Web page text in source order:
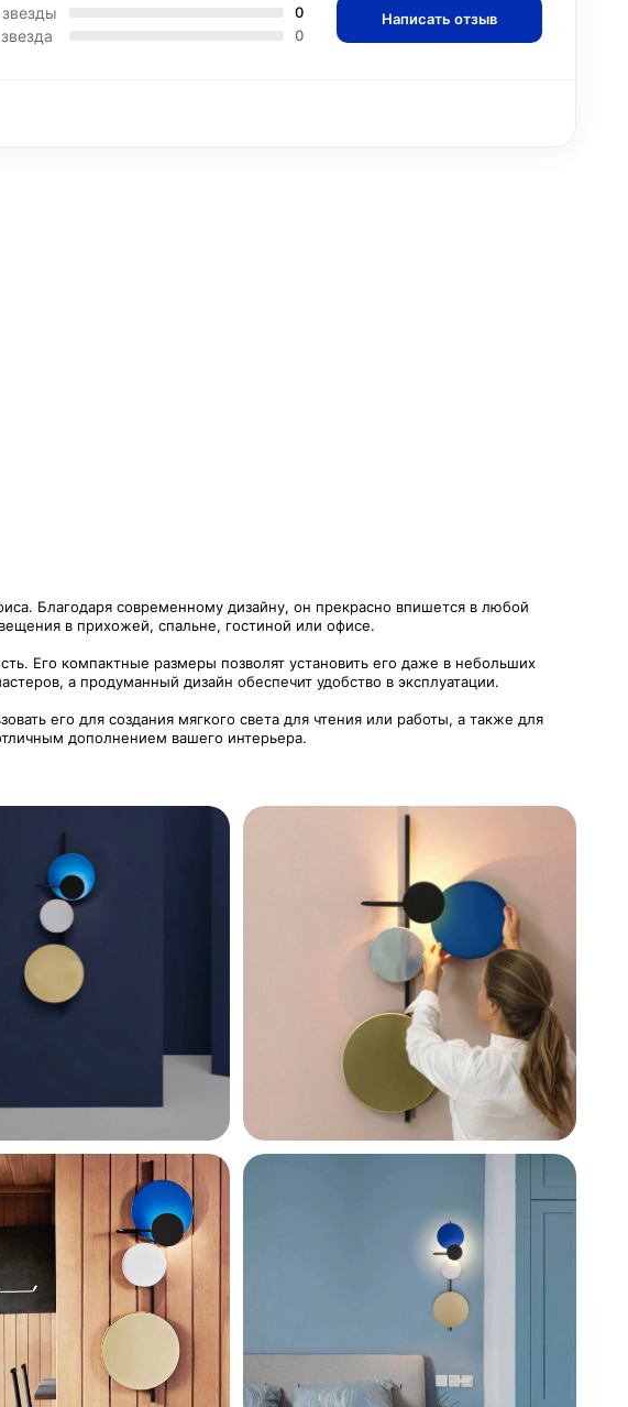
звезды 0
0
Написать отзыв
Благодаря современному дизайну, он прекрасно впишется в любой
в прихожей, спальне, гостиной или офисе.
Его компактные размеры позволят установить его даже в небольших
а продуманный дизайн обеспечит удобство в эксплуатации.
его для создания мягкого света для чтения или работы, а также для
дополнением вашего интерьера.